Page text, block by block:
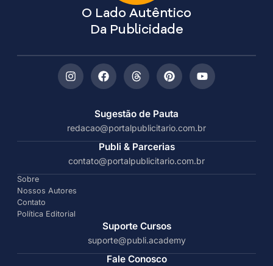
Sugestão de Pauta
redacao@portalpublicitario.com.br
Publi & Parcerias
contato@portalpublicitario.com.br
Sobre
Nossos Autores
Contato
Política Editorial
O Lado Autêntico
Da Publicidade
Suporte Cursos
suporte@publi.academy
Fale Conosco